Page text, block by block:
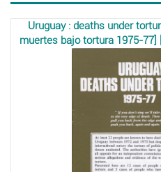
Uruguay : deaths under
muertes bajo tortura 1975-77]